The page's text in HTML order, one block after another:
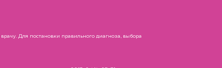
Для постановки правильного диагноза, выбора